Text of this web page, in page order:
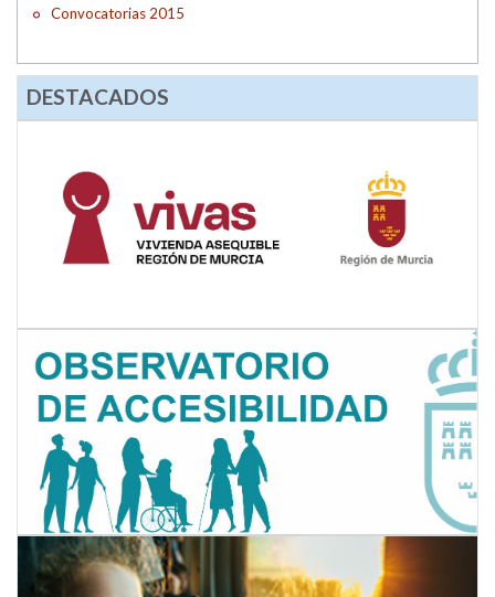
Convocatorias 2015
DESTACADOS